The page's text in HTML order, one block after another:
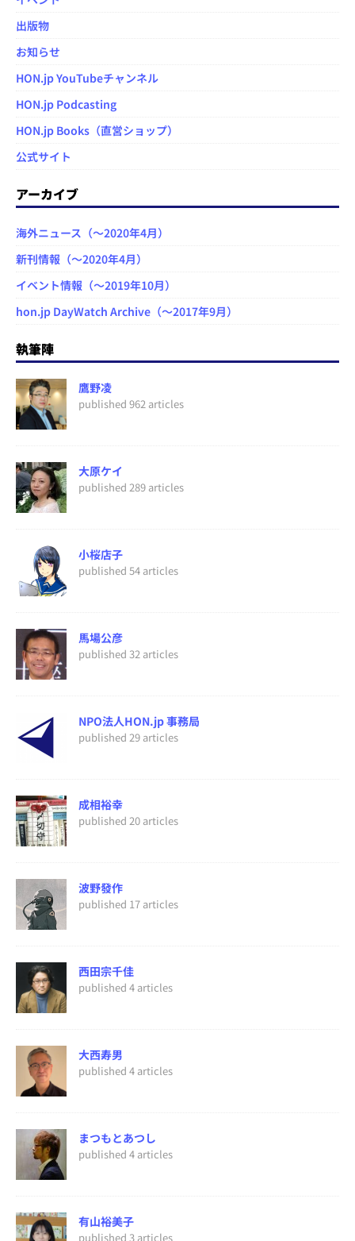
出版物
お知らせ
HON.jp YouTubeチャンネル
HON.jp Podcasting
HON.jp Books（直営ショップ）
公式サイト
アーカイブ
海外ニュース（～2020年4月）
新刊情報（～2020年4月）
イベント情報（～2019年10月）
hon.jp DayWatch Archive（～2017年9月）
執筆陣
鷹野凌
published 962 articles
大原ケイ
published 289 articles
小桜店子
published 54 articles
馬場公彦
published 32 articles
NPO法人HON.jp 事務局
published 29 articles
成相裕幸
published 20 articles
波野發作
published 17 articles
西田宗千佳
published 4 articles
大西寿男
published 4 articles
まつもとあつし
published 4 articles
有山裕美子
published 3 articles